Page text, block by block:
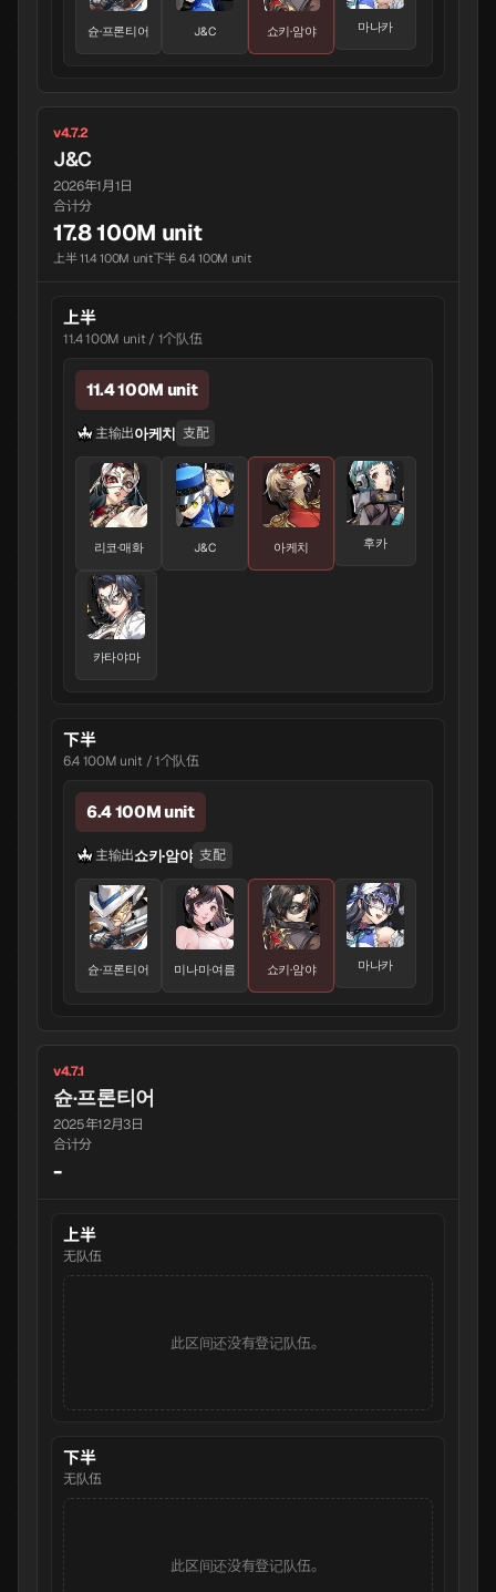
슌·프론티어 J&C 쇼키·암야 마나카
v4.7.2
J&C
2026年1月1日
合计分
17.8 100M unit
上半 11.4 100M unit下半 6.4 100M unit
上半
11.4 100M unit / 1个队伍
11.4 100M unit
主输出아케치 支配
리코·매화 J&C 아케치 후카
카타야마
下半
6.4 100M unit / 1个队伍
6.4 100M unit
主输出쇼키·암야 支配
슌·프론티어 미나미·여름 쇼키·암야 마나카
v4.7.1
슌·프론티어
2025年12月3日
合计分
-
上半
无队伍
此区间还没有登记队伍。
下半
无队伍
此区间还没有登记队伍。